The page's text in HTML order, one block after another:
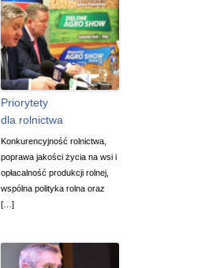
Priorytety
dla rolnictwa
Konkurencyjność rolnictwa,
poprawa jakości życia na wsi i
opłacalność produkcji rolnej,
wspólna polityka rolna oraz
[…]